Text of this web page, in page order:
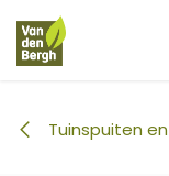
Overslaan naar
Tuinspuiten